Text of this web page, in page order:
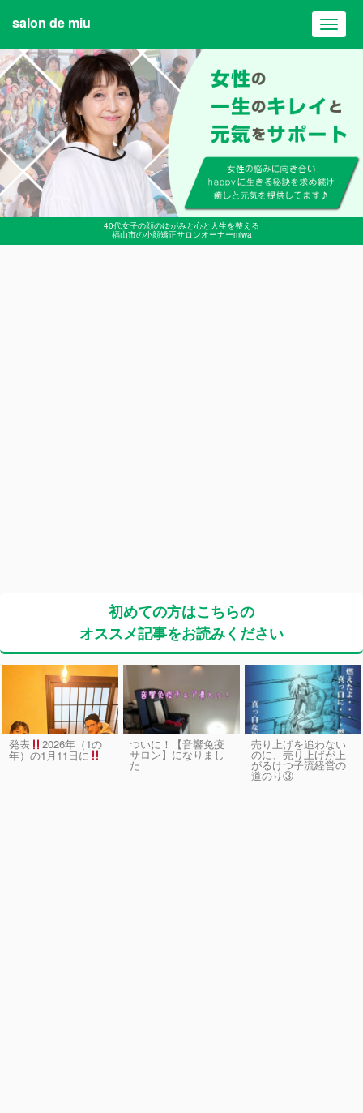
40代女子の顔のゆがみと心と人生を整える
福山市の小顔矯正サロンオーナーmiwa
salon de miu
初めての方はこちらの
オススメ記事をお読みください
発表 2026年（1の
年）の1月11日に
ついに！【音響免疫
サロン】になりまし
た
売り上げを追わない
のに、売り上げが上
がるけつ子流経営の
道のり③